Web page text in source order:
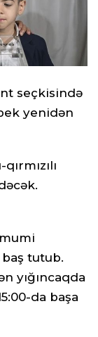
seçkisində
yenidən
baş tutub.
yığıncaqda
da başa